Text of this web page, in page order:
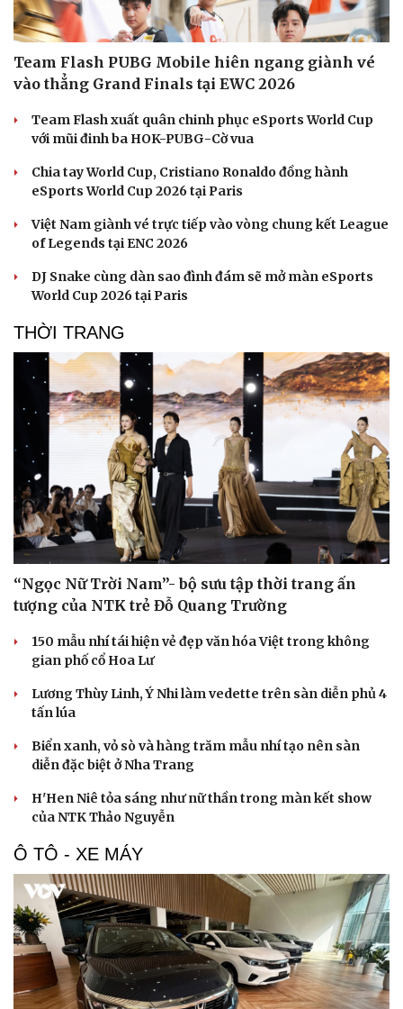
Nhi khoa
Nam khoa
Làm đẹp - giảm cân
Phòng mạch online
Ăn sạch sống khỏe
Văn hóa
Sân khấu - Điện ảnh
Văn học
Âm nhạc
Di sản
Giải trí
Nghệ sĩ
Thời trang
Sao Việt
Team Flash PUBG Mobile hiên ngang giành vé
vào thẳng Grand Finals tại EWC 2026
Team Flash xuất quân chinh phục eSports World Cup
với mũi đinh ba HOK-PUBG-Cờ vua
Chia tay World Cup, Cristiano Ronaldo đồng hành
eSports World Cup 2026 tại Paris
Việt Nam giành vé trực tiếp vào vòng chung kết League
of Legends tại ENC 2026
DJ Snake cùng dàn sao đình đám sẽ mở màn eSports
World Cup 2026 tại Paris
THỜI TRANG
“Ngọc Nữ Trời Nam”- bộ sưu tập thời trang ấn
tượng của NTK trẻ Đỗ Quang Trường
150 mẫu nhí tái hiện vẻ đẹp văn hóa Việt trong không
gian phố cổ Hoa Lư
Lương Thùy Linh, Ý Nhi làm vedette trên sàn diễn phủ 4
tấn lúa
Biển xanh, vỏ sò và hàng trăm mẫu nhí tạo nên sàn
diễn đặc biệt ở Nha Trang
H'Hen Niê tỏa sáng như nữ thần trong màn kết show
của NTK Thảo Nguyễn
Ô TÔ - XE MÁY